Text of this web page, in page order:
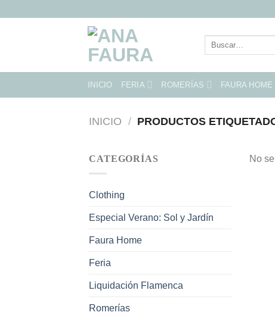
Buscar
INICIO FERIA ROMERÍAS FAURA HOME
INICIO / PRODUCTOS
CATEGORÍAS
Clothing
Especial Verano: Sol y Jardín
Faura Home
Feria
Liquidación Flamenca
Romerías
No